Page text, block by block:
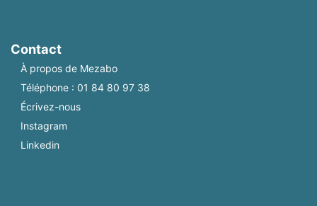
Contact
À propos de Mezabo
Téléphone : 01 84 80 97 38
Écrivez-nous
Instagram
Linkedin